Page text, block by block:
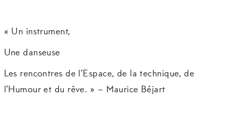
« Un instrument,
Une danseuse
Les rencontres de l’Espace, de la technique, de
l’Humour et du rêve. » – Maurice Béjart